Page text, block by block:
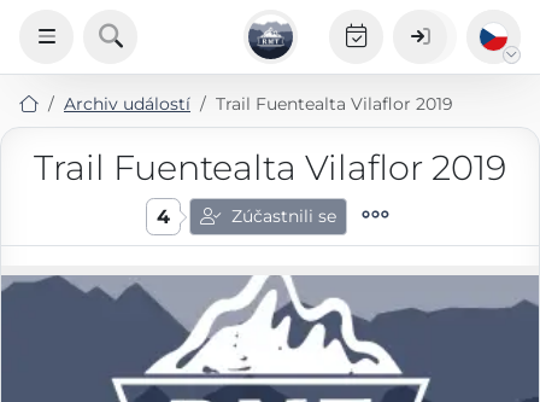
Archiv událostí Trail Fuentealta Vilaflor 2019
Trail Fuentealta Vilaflor 2019
4 Zúčastnili se